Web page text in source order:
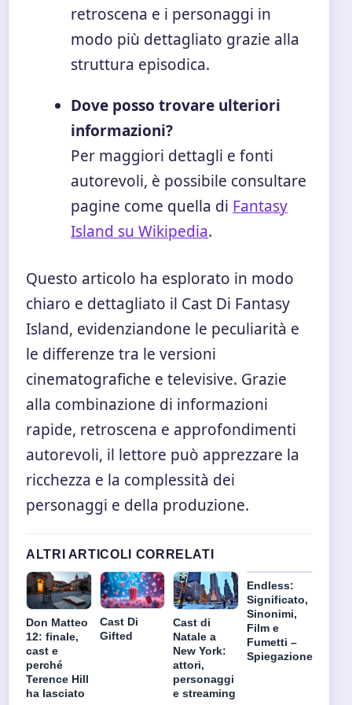
retroscena e i personaggi in
modo più dettagliato grazie alla
struttura episodica.
Dove posso trovare ulteriori
informazioni?
Per maggiori dettagli e fonti
autorevoli, è possibile consultare
pagine come quella di Fantasy
Island su Wikipedia.
Questo articolo ha esplorato in modo
chiaro e dettagliato il Cast Di Fantasy
Island, evidenziandone le peculiarità e
le differenze tra le versioni
cinematografiche e televisive. Grazie
alla combinazione di informazioni
rapide, retroscena e approfondimenti
autorevoli, il lettore può apprezzare la
ricchezza e la complessità dei
personaggi e della produzione.
ALTRI ARTICOLI CORRELATI
Don Matteo
12: finale,
cast e
perché
Terence Hill
ha lasciato
Cast Di
Gifted
Cast di
Natale a
New York:
attori,
personaggi
e streaming
Endless:
Significato,
Sinonimi,
Film e
Fumetti –
Spiegazione